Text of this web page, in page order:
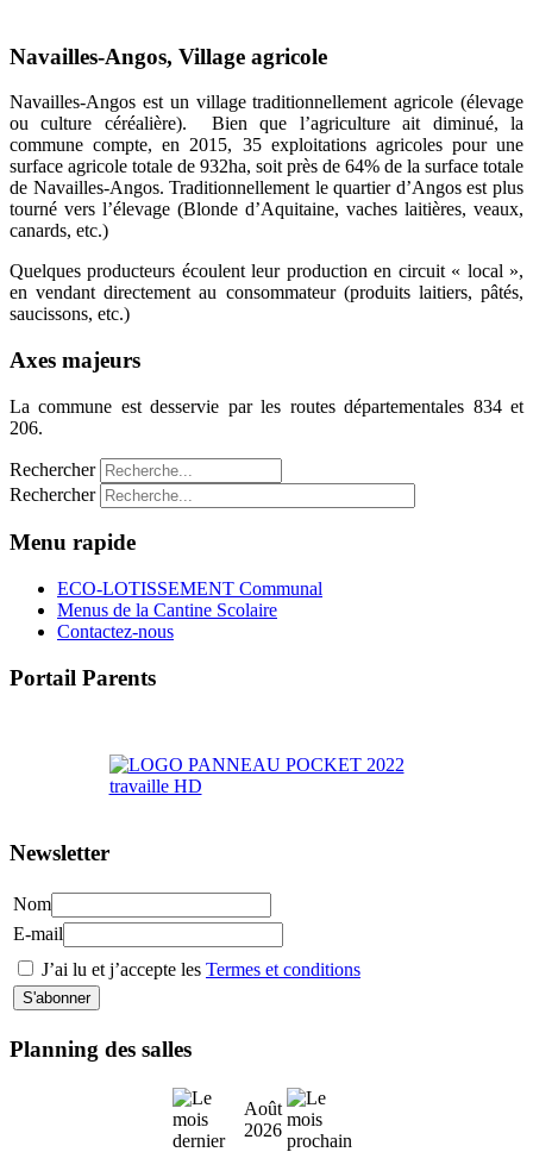
Navailles-Angos, Village agricole
Navailles-Angos est un village traditionnellement agricole (élevage
ou culture céréalière). Bien que l’agriculture ait diminué, la
commune compte, en 2015, 35 exploitations agricoles pour une
surface agricole totale de 932ha, soit près de 64% de la surface totale
de Navailles-Angos. Traditionnellement le quartier d’Angos est plus
tourné vers l’élevage (Blonde d’Aquitaine, vaches laitières, veaux,
canards, etc.)
Quelques producteurs écoulent leur production en circuit « local »,
en vendant directement au consommateur (produits laitiers, pâtés,
saucissons, etc.)
Axes majeurs
La commune est desservie par les routes départementales 834 et
206.
Rechercher
Rechercher
Menu rapide
ECO-LOTISSEMENT Communal
Menus de la Cantine Scolaire
Contactez-nous
Portail Parents
Newsletter
Nom
E-mail
J’ai lu et j’accepte les Termes et conditions
Planning des salles
Août
2026